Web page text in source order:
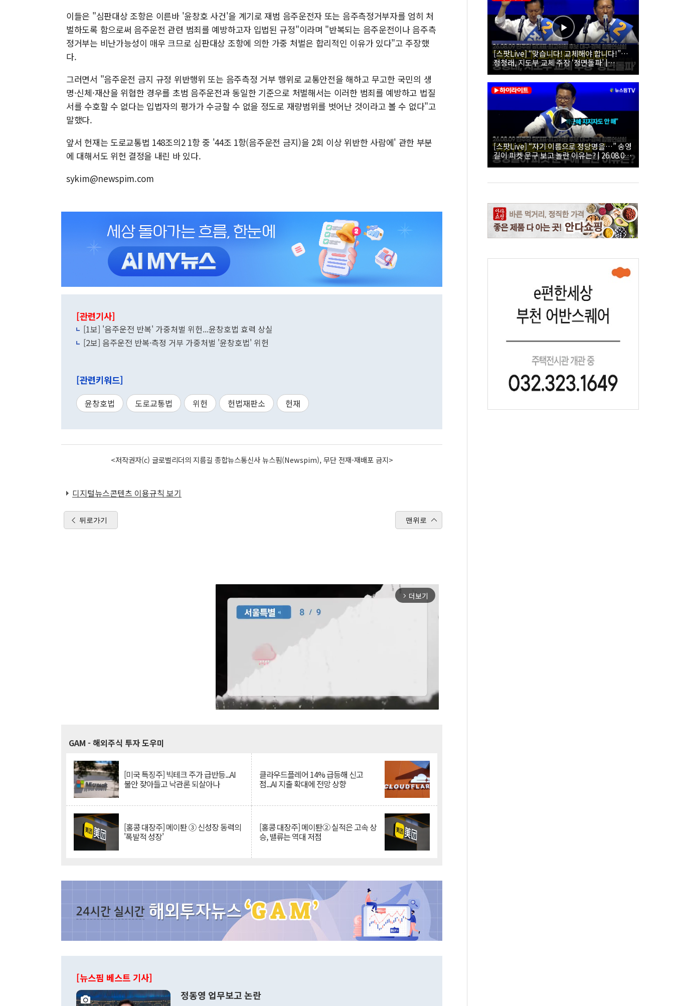
이들은 "심판대상 조항은 이른바 '윤창호 사건'을 계기로 재범 음주운전자 또는 음주측정거부자를 엄히 처
벌하도록 함으로써 음주운전 관련 범죄를 예방하고자 입법된 규정"이라며 "반복되는 음주운전이나 음주측
정거부는 비난가능성이 매우 크므로 심판대상 조항에 의한 가중 처벌은 합리적인 이유가 있다"고 주장했
다.
그러면서 "음주운전 금지 규정 위반행위 또는 음주측정 거부 행위로 교통안전을 해하고 무고한 국민의 생
명·신체·재산을 위협한 경우를 초범 음주운전과 동일한 기준으로 처벌해서는 이러한 범죄를 예방하고 법질
서를 수호할 수 없다는 입법자의 평가가 수긍할 수 없을 정도로 재량범위를 벗어난 것이라고 볼 수 없다"고
말했다.
앞서 헌재는 도로교통법 148조의2 1항 중 '44조 1항(음주운전 금지)을 2회 이상 위반한 사람에' 관한 부분
에 대해서도 위헌 결정을 내린 바 있다.
sykim@newspim.com
[관련기사]
[1보] '음주운전 반복' 가중처벌 위헌...윤창호법 효력 상실
[2보] 음주운전 반복·측정 거부 가중처벌 '윤창호법' 위헌
[관련키워드]
윤창호법 도로교통법 위헌 헌법재판소 헌재
<저작권자(c) 글로벌리더의 지름길 종합뉴스통신사 뉴스핌(Newspim), 무단 전재-재배포 금지>
디지털뉴스콘텐츠 이용규칙 보기
뒤로가기 맨위로
arrow_forward_ios 더보기
GAM - 해외주식 투자 도우미
[미국 특징주] 빅테크 주가 급반등...AI
불안 잦아들고 낙관론 되살아나
클라우드플레어 14% 급등해 신고
점...AI 지출 확대에 전망 상향
[홍콩 대장주] 메이퇀 ③ 신성장 동력의
'폭발적 성장'
[홍콩 대장주] 메이퇀② 실적은 고속 상
승, 밸류는 역대 저점
[뉴스핌 베스트 기사]
정동영 업무보고 논란
[스팟Live] “맞습니다! 교체해야 합니다!”…
정청래, 지도부 교체 주장 ‘정면돌파’ |
26.08.09 더불어민주당 당대표·최고위원 후
보 대구·경북 합동연설회
[스팟Live] “자기 이름으로 정당명을…” 송영
길이 피켓 문구 보고 놀란 이유는? | 26.08.09
더불어민주당 당대표·최고위원 후보 대구·경